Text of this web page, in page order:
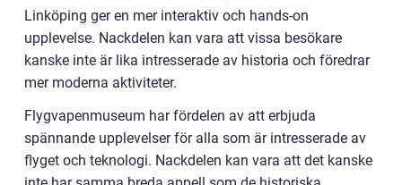
Linköping ger en mer interaktiv och hands-on
upplevelse. Nackdelen kan vara att vissa besökare
kanske inte är lika intresserade av historia och föredrar
mer moderna aktiviteter.
Flygvapenmuseum har fördelen av att erbjuda
spännande upplevelser för alla som är intresserade av
flyget och teknologi. Nackdelen kan vara att det kanske